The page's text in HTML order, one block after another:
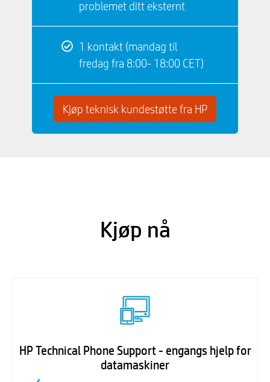
problemet ditt eksternt
1 kontakt (mandag til
fredag ​​fra 8:00- 18:00 CET)
Kjøp teknisk kundestøtte fra HP
Kjøp nå
HP Technical Phone Support - engangs hjelp for
datamaskiner